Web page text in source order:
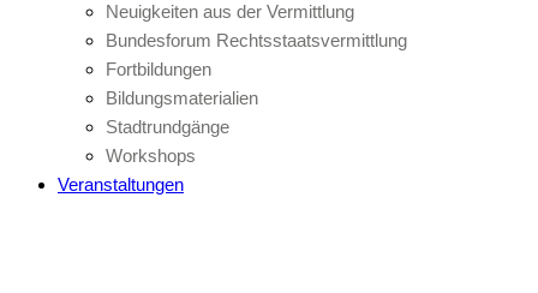
Neuigkeiten aus der Vermittlung
Bundesforum Rechtsstaatsvermittlung
Fortbildungen
Bildungsmaterialien
Stadtrundgänge
Workshops
Veranstaltungen